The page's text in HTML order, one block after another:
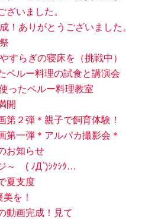
ざいました。
！ありがとうございました。
すらぎの寝床を（挑戦中）
ペルー料理の試食と講演会
ったペルー料理教室
開
第２弾＊親子で飼育体験！
第一弾＊アルパカ撮影会＊
お知らせ
ジ～ ( ﾉД`)ｼｸｼｸ…
夏支度
を！
動画完成！見て